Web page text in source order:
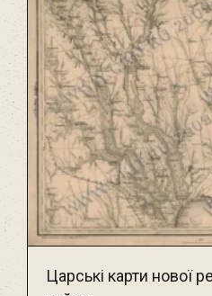
Царські карти нової